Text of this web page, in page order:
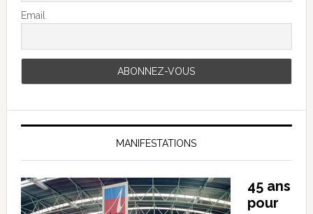
Email
MANIFESTATIONS
45 ans
pour